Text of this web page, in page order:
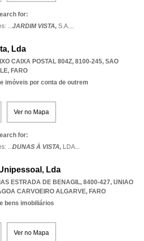
for:
...JARDIM VISTA, S.A....
Lda
CAIXA POSTAL 804Z, 8100-245, SAO
, FARO
imóveis por conta de outrem
Ver no Mapa
for:
...DUNAS À VISTA, LDA...
Lda
ESTRADA DE BENAGIL, 8400-427, UNIAO
CARVOEIRO ALGARVE, FARO
bens imobiliários
Ver no Mapa